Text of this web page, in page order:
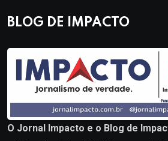
BLOG DE IMPACTO
O Jornal Impacto e o Blog de